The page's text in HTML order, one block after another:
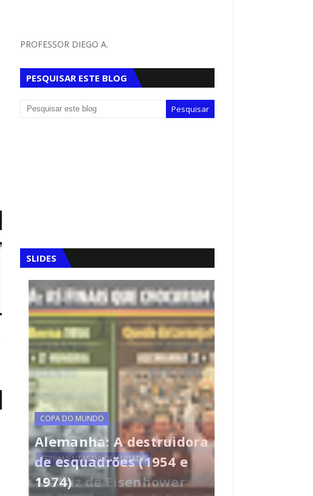
PROFESSOR DIEGO A.
PESQUISAR ESTE BLOG
SLIDES
COPA DO MUNDO
Alemanha: A destruidora
de esquadrões (1954 e
1974)